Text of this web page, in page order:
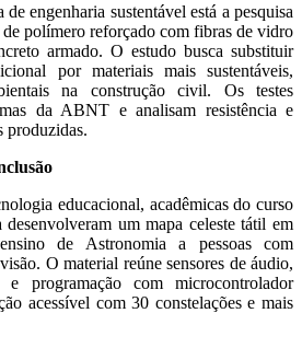
de engenharia sustentável está a pesquisa
de polímero reforçado com fibras de vidro
armado. O estudo busca substituir
por materiais mais sustentáveis,
na construção civil. Os testes
da ABNT e analisam resistência e
produzidas.
educacional, acadêmicas do curso
um mapa celeste tátil em
de Astronomia a pessoas com
O material reúne sensores de áudio,
e programação com microcontrolador
acessível com 30 constelações e mais